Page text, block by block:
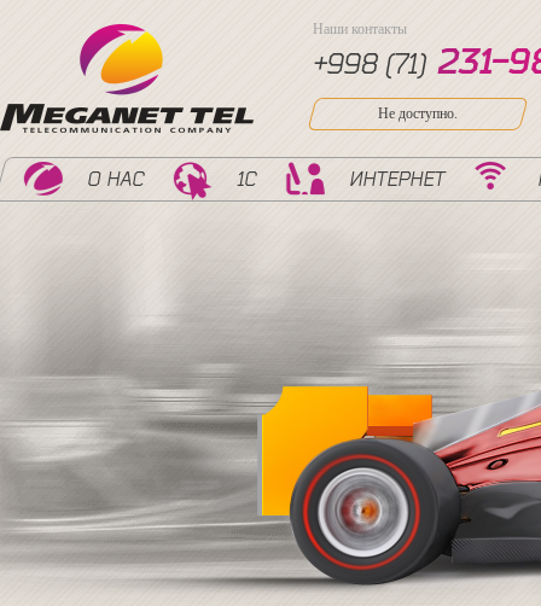
Наши контакты
+998 (71) 231-9
Не доступно.
О НАС 1С ИНТЕРНЕТ